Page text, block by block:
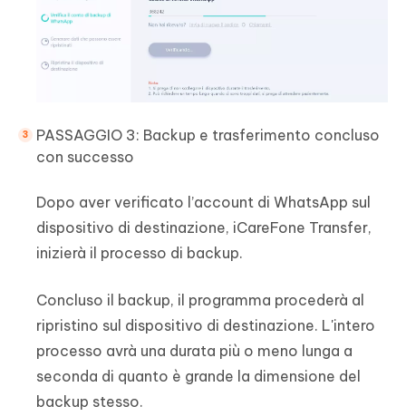
PASSAGGIO 3: Backup e trasferimento concluso
con successo
Dopo aver verificato l’account di WhatsApp sul
dispositivo di destinazione, iCareFone Transfer,
inizierà il processo di backup.
Concluso il backup, il programma procederà al
ripristino sul dispositivo di destinazione. L'intero
processo avrà una durata più o meno lunga a
seconda di quanto è grande la dimensione del
backup stesso.